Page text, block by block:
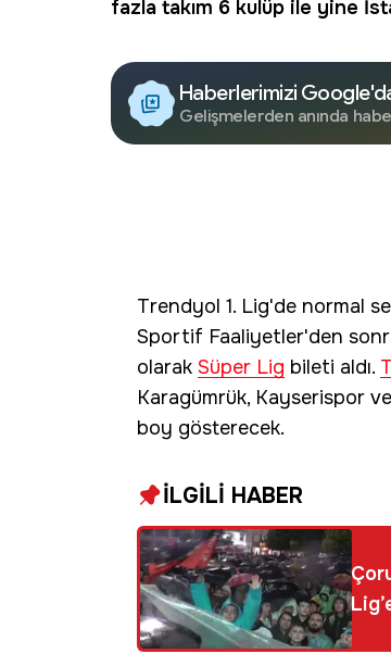
fazla takım 6 kulüp ile yine
Haberlerimizi
Gelişmelerden anında
Trendyol 1. Lig'de normal
Sportif Faaliyetler'den
olarak Süper Lig bileti aldı.
Karagümrük, Kayserispor
boy gösterecek.
İLGİLİ HABER